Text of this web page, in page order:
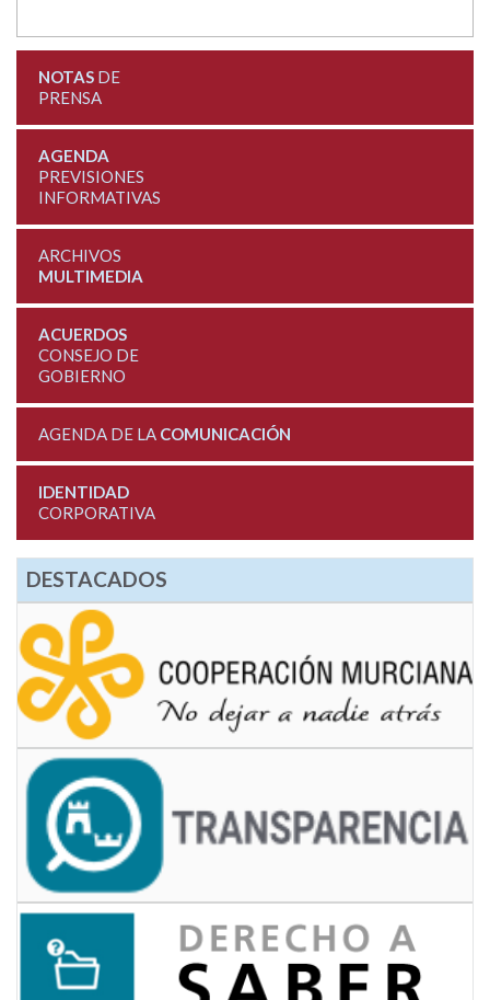
NOTASDE
PRENSA
AGENDA
PREVISIONES
INFORMATIVAS
ARCHIVOS
MULTIMEDIA
ACUERDOS
CONSEJO DE
GOBIERNO
AGENDA DE LA COMUNICACIÓN
IDENTIDAD
CORPORATIVA
DESTACADOS